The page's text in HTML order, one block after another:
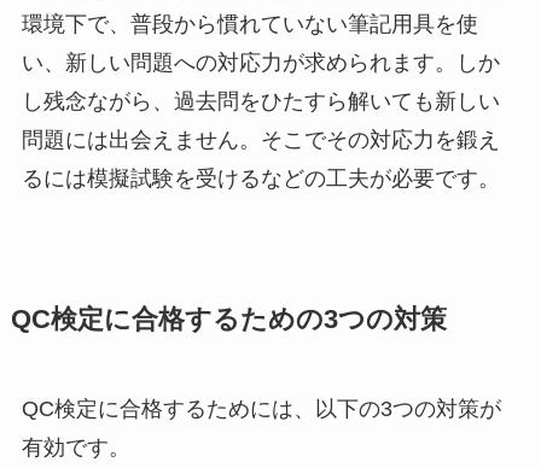
環境下で、普段から慣れていない筆記用具を使
い、新しい問題への対応力が求められます。しか
し残念ながら、過去問をひたすら解いても新しい
問題には出会えません。そこでその対応力を鍛え
るには模擬試験を受けるなどの工夫が必要です。
QC検定に合格するための3つの対策
QC検定に合格するためには、以下の3つの対策が
有効です。